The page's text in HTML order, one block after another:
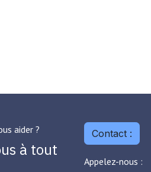
aider ?
à tout
Contact :
Appelez-nous :